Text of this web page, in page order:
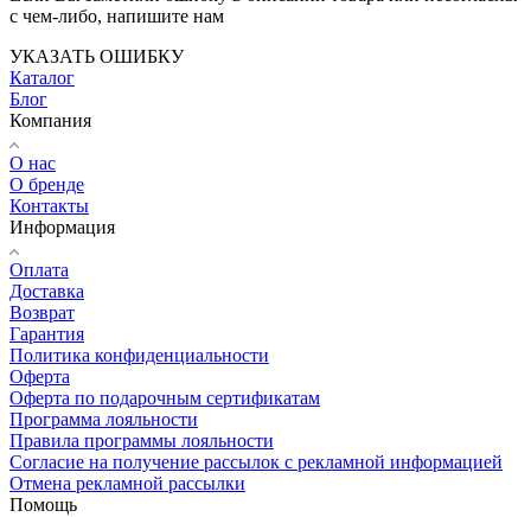
с чем-либо, напишите нам
УКАЗАТЬ ОШИБКУ
Каталог
Блог
Компания
О нас
О бренде
Контакты
Информация
Оплата
Доставка
Возврат
Гарантия
Политика конфиденциальности
Оферта
Оферта по подарочным сертификатам
Программа лояльности
Правила программы лояльности
Согласие на получение рассылок с рекламной информацией
Отмена рекламной рассылки
Помощь